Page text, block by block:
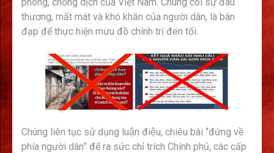
thương, mất mát và khó khăn của người dân, là bàn
đạp để thực hiện mưu đồ chính trị đen tối.
Chúng liên tục sử dụng luận điệu, chiêu bài “đứng về
phía người dân” để ra sức chỉ trích Chính phủ, các cấp